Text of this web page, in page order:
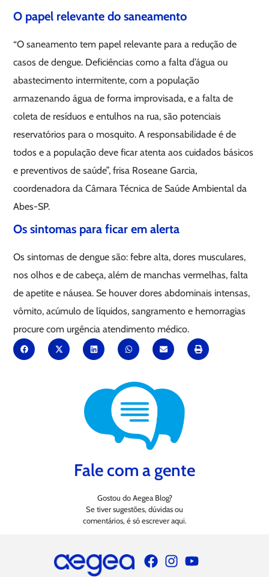
O papel relevante do saneamento
“O saneamento tem papel relevante para a redução de
casos de dengue. Deficiências como a falta d’água ou
abastecimento intermitente, com a população
armazenando água de forma improvisada, e a falta de
coleta de resíduos e entulhos na rua, são potenciais
reservatórios para o mosquito. A responsabilidade é de
todos e a população deve ficar atenta aos cuidados básicos
e preventivos de saúde”, frisa Roseane Garcia,
coordenadora da Câmara Técnica de Saúde Ambiental da
Abes-SP.
Os sintomas para ficar em alerta
Os sintomas de dengue são: febre alta, dores musculares,
nos olhos e de cabeça, além de manchas vermelhas, falta
de apetite e náusea. Se houver dores abdominais intensas,
vômito, acúmulo de líquidos, sangramento e hemorragias
procure com urgência atendimento médico.
Fale com a gente
Gostou do Aegea Blog?
Se tiver sugestões, dúvidas ou
comentários, é só escrever aqui.